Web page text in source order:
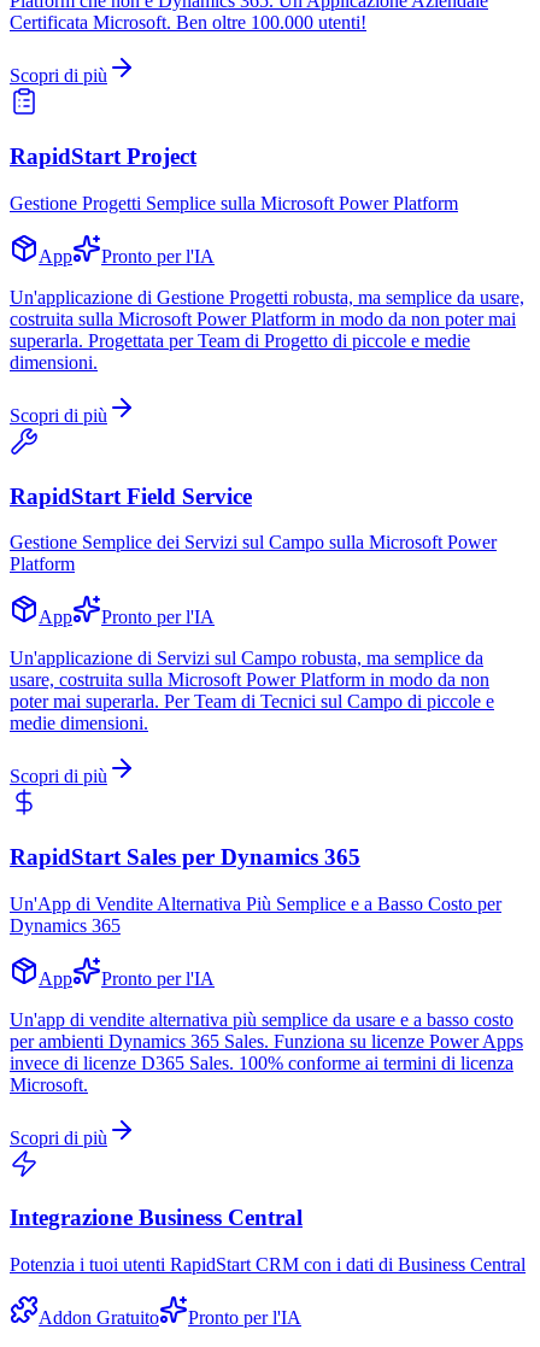
Certificata Microsoft. Ben oltre 100.000 utenti!
Scopri di più
RapidStart Project
Gestione Progetti Semplice sulla Microsoft Power Platform
App
Pronto per l'IA
Un'applicazione di Gestione Progetti robusta, ma semplice da usare,
costruita sulla Microsoft Power Platform in modo da non poter mai
superarla. Progettata per Team di Progetto di piccole e medie
dimensioni.
Scopri di più
RapidStart Field Service
Gestione Semplice dei Servizi sul Campo sulla Microsoft Power
Platform
App
Pronto per l'IA
Un'applicazione di Servizi sul Campo robusta, ma semplice da
usare, costruita sulla Microsoft Power Platform in modo da non
poter mai superarla. Per Team di Tecnici sul Campo di piccole e
medie dimensioni.
Scopri di più
RapidStart Sales per Dynamics 365
Un'App di Vendite Alternativa Più Semplice e a Basso Costo per
Dynamics 365
App
Pronto per l'IA
Un'app di vendite alternativa più semplice da usare e a basso costo
per ambienti Dynamics 365 Sales. Funziona su licenze Power Apps
invece di licenze D365 Sales. 100% conforme ai termini di licenza
Microsoft.
Scopri di più
Integrazione Business Central
Potenzia i tuoi utenti RapidStart CRM con i dati di Business Central
Addon Gratuito
Pronto per l'IA